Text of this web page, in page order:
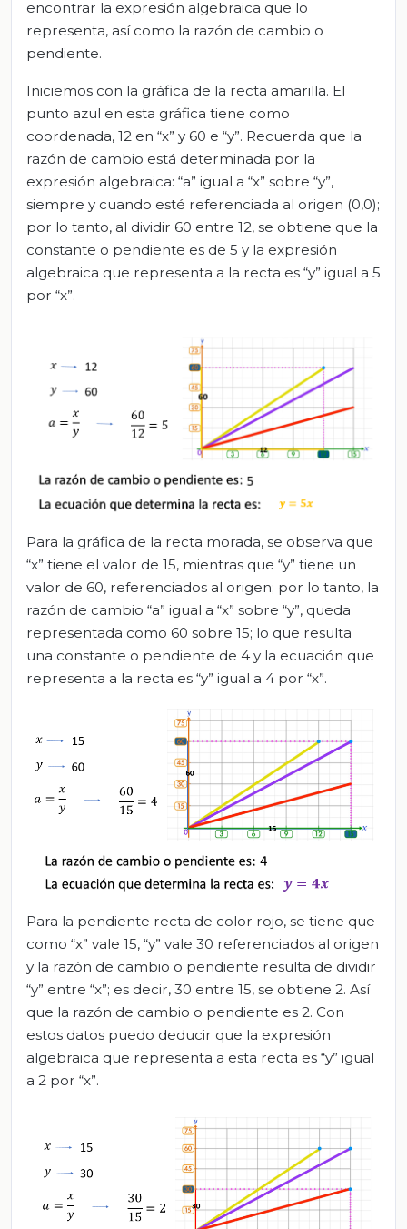
encontrar la expresión algebraica que lo
representa, así como la razón de cambio o
pendiente.
Iniciemos con la gráfica de la recta amarilla. El
punto azul en esta gráfica tiene como
coordenada, 12 en “x” y 60 e “y”. Recuerda que la
razón de cambio está determinada por la
expresión algebraica: “a” igual a “x” sobre “y”,
siempre y cuando esté referenciada al origen (0,0);
por lo tanto, al dividir 60 entre 12, se obtiene que la
constante o pendiente es de 5 y la expresión
algebraica que representa a la recta es “y” igual a 5
por “x”.
Para la gráfica de la recta morada, se observa que
“x” tiene el valor de 15, mientras que “y” tiene un
valor de 60, referenciados al origen; por lo tanto, la
razón de cambio “a” igual a “x” sobre “y”, queda
representada como 60 sobre 15; lo que resulta
una constante o pendiente de 4 y la ecuación que
representa a la recta es “y” igual a 4 por “x”.
Para la pendiente recta de color rojo, se tiene que
como “x” vale 15, “y” vale 30 referenciados al origen
y la razón de cambio o pendiente resulta de dividir
“y” entre “x”; es decir, 30 entre 15, se obtiene 2. Así
que la razón de cambio o pendiente es 2. Con
estos datos puedo deducir que la expresión
algebraica que representa a esta recta es “y” igual
a 2 por “x”.